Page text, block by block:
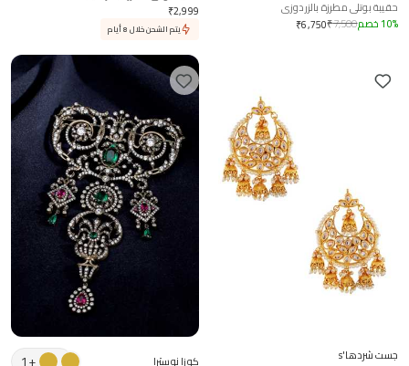
حقيبة بوتلي مطرزة بالزردوزي
₹6,750₹7,500 10% خصم
₹2,999
يتم الشحن خلال 8 أيام
جست شردها's
كوزا نوسترا